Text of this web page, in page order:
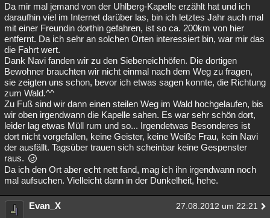
Da mir mal jemand von der Uhlberg-Kapelle erzählt hat und ich
daraufhin viel im Internet darüber las, bin ich letztes Jahr auch mal
mit einer Freundin dorthin gefahren, ist so ca. 200km von hier
entfernt. Da ich sehr an solchen Orten interessiert bin, war mir das
die Fahrt wert.
Dank Navi fanden wir zu den Siebeneichhöfen. Die dortigen
Bewohner brauchten wir nicht einmal nach dem Weg zu fragen,
sie zeigten uns schon, bevor ich etwas sagen konnte, die Richtung
zum Wald.^^
Zu Fuß sind wir dann einen steilen Weg im Wald hochgelaufen, bis
wir oben irgendwann die Kapelle sahen. Es war sehr schön dort,
leider lag etwas Müll rum und so... Irgendetwas Besonderes ist
dort nicht vorgefallen, keine Geister, keine Weiße Frau, kein Navi
der ausfällt. Tagsüber trauen sich scheinbar keine Gespenster
raus.
Da ich den Ort aber echt nett fand, mag ich ihn irgendwann noch
mal aufsuchen. Vielleicht dann in der Dunkelheit, hehe.
Evan_X 27.08.2012 um 22:21